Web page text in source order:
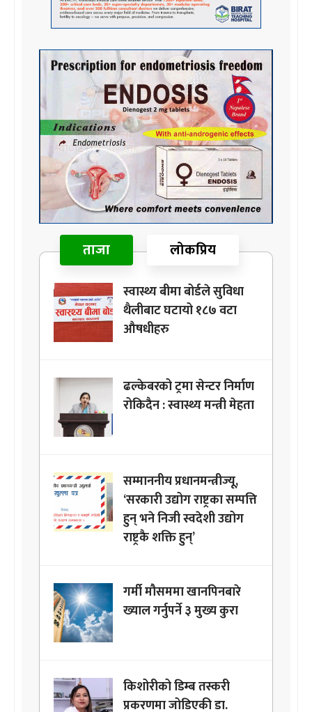
ताजा लोकप्रिय
स्वास्थ्य बीमा बोर्डले सुविधा
थैलीबाट घटायो १८७ वटा
औषधीहरु
ढल्केबरको ट्रमा सेन्टर निर्माण
रोकिदैन : स्वास्थ्य मन्त्री मेहता
सम्माननीय प्रधानमन्त्रीज्यू,
‘सरकारी उद्योग राष्ट्रका सम्पत्ति
हुन् भने निजी स्वदेशी उद्योग
राष्ट्रकै शक्ति हुन्’
गर्मी मौसममा खानपिनबारे
ख्याल गर्नुपर्ने ३ मुख्य कुरा
किशोरीको डिम्ब तस्करी
प्रकरणमा जोडिएकी डा.